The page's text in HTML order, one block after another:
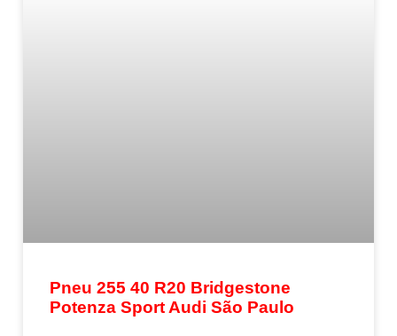
Pneu 255 40 R20 Bridgestone
Potenza Sport Audi São Paulo